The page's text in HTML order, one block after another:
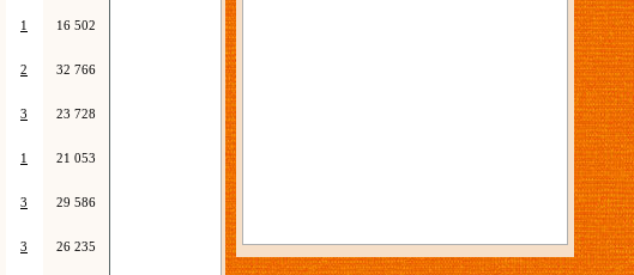
1 16 502
2 32 766
3 23 728
1 21 053
3 29 586
3 26 235